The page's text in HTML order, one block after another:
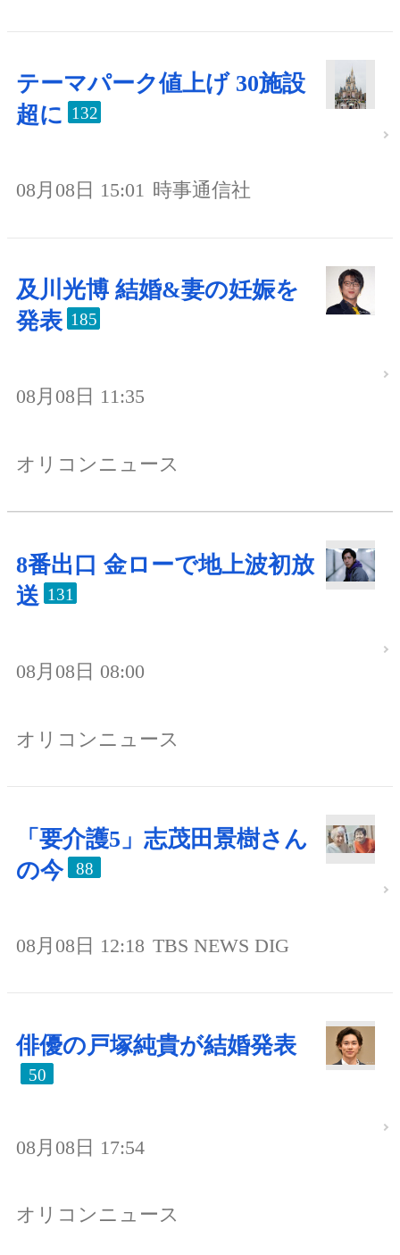
テーマパーク値上げ 30施設
超に 132
08月08日 15:01 時事通信社
及川光博 結婚&妻の妊娠を
発表 185
08月08日 11:35
オリコンニュース
8番出口 金ローで地上波初放
送 131
08月08日 08:00
オリコンニュース
「要介護5」志茂田景樹さん
の今
88
08月08日 12:18 TBS NEWS DIG
俳優の戸塚純貴が結婚発表
50
08月08日 17:54
オリコンニュース